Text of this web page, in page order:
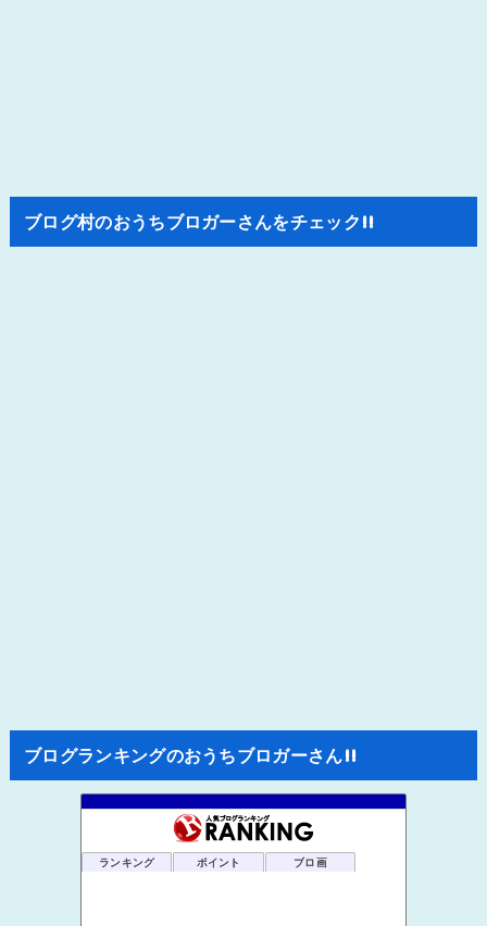
ブログ村のおうちブロガーさんをチェック!!
ブログランキングのおうちブロガーさん!!
ランキング ポイント ブロ画